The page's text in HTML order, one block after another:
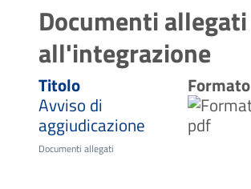
Documenti allegati
all'integrazione
Documenti allegati
Titolo Formato
Avviso di
aggiudicazione